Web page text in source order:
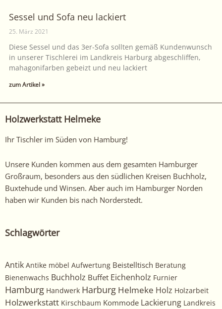
Sessel und Sofa neu lackiert
25. März 2021
Diese Sessel und das 3er-Sofa sollten gemäß Kundenwunsch
in unserer Tischlerei im Landkreis Harburg abgeschliffen,
mahagonifarben gebeizt und neu lackiert
zum Artikel »
Holzwerkstatt Helmeke
Ihr Tischler im Süden von Hamburg!
Unsere Kunden kommen aus dem gesamten Hamburger
Großraum, besonders aus den südlichen Kreisen Buchholz,
Buxtehude und Winsen. Aber auch im Hamburger Norden
haben wir Kunden bis nach Norderstedt.
Schlagwörter
Antik Antike möbel Aufwertung Beistelltisch Beratung
Bienenwachs Buchholz Buffet Eichenholz Furnier
Hamburg Handwerk Harburg Helmeke Holz Holzarbeit
Holzwerkstatt Kirschbaum Kommode Lackierung Landkreis